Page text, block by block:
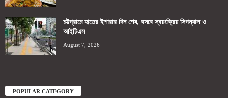
চট্টগ্রামে হাতের ইশারার দিন শেষ, বসবে স্বয়ংক্রিয় সিগন্যাল ও
আইটিএস
August 7, 2026
POPULAR CATEGORY